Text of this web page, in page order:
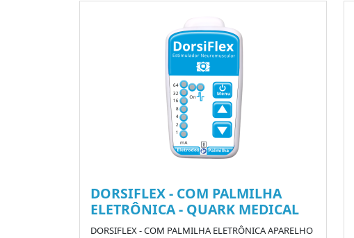
DORSIFLEX - COM PALMILHA
ELETRÔNICA - QUARK MEDICAL
DORSIFLEX - COM PALMILHA ELETRÔNICA APARELHO